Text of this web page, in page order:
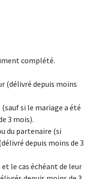
complété.
(délivré depuis moins
si le mariage a été
3 mois).
du partenaire (si
depuis moins de 3
le cas échéant de leur